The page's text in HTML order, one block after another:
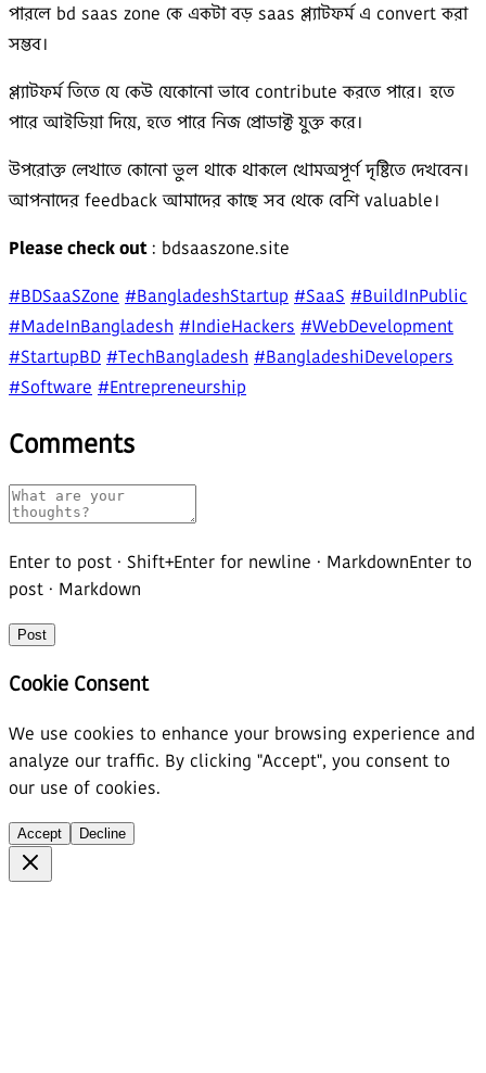
পারলে bd saas zone কে একটা বড় saas প্ল্যাটফর্ম এ convert করা
সম্ভব।
প্ল্যাটফর্ম তিতে যে কেউ যেকোনো ভাবে contribute করতে পারে। হতে
পারে আইডিয়া দিয়ে, হতে পারে নিজ প্রোডাক্ট যুক্ত করে।
উপরোক্ত লেখাতে কোনো ভুল থাকে থাকলে খোমঅপূর্ণ দৃষ্টিতে দেখবেন।
আপনাদের feedback আমাদের কাছে সব থেকে বেশি valuable।
Please check out: bdsaaszone.site
#BDSaaSZone #BangladeshStartup #SaaS #BuildInPublic
#MadeInBangladesh #IndieHackers #WebDevelopment
#StartupBD #TechBangladesh #BangladeshiDevelopers
#Software #Entrepreneurship
Comments
Enter to post · Shift+Enter for newline · MarkdownEnter to
post · Markdown
Post
Cookie Consent
We use cookies to enhance your browsing experience and
analyze our traffic. By clicking "Accept", you consent to
our use of cookies.
Accept Decline